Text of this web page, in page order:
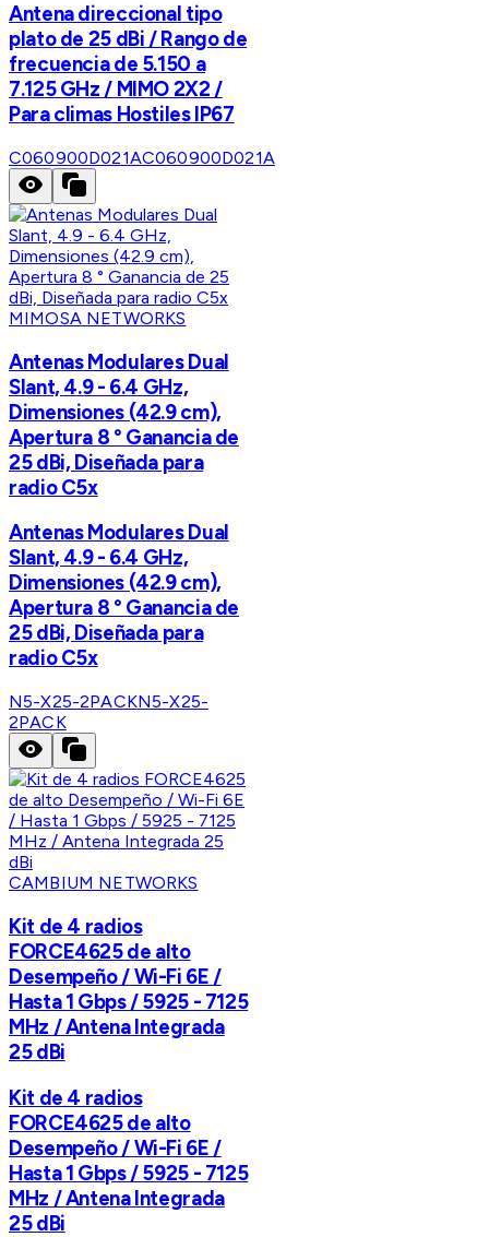
Antena direccional tipo
plato de 25 dBi / Rango de
frecuencia de 5.150 a
7.125 GHz / MIMO 2X2 /
Para climas Hostiles IP67
C060900D021AC060900D021A
MIMOSA NETWORKS
Antenas Modulares Dual
Slant, 4.9 - 6.4 GHz,
Dimensiones (42.9 cm),
Apertura 8 ° Ganancia de
25 dBi, Diseñada para
radio C5x
Antenas Modulares Dual
Slant, 4.9 - 6.4 GHz,
Dimensiones (42.9 cm),
Apertura 8 ° Ganancia de
25 dBi, Diseñada para
radio C5x
N5-X25-2PACKN5-X25-
2PACK
CAMBIUM NETWORKS
Kit de 4 radios
FORCE4625 de alto
Desempeño / Wi-Fi 6E /
Hasta 1 Gbps / 5925 - 7125
MHz / Antena Integrada
25 dBi
Kit de 4 radios
FORCE4625 de alto
Desempeño / Wi-Fi 6E /
Hasta 1 Gbps / 5925 - 7125
MHz / Antena Integrada
25 dBi